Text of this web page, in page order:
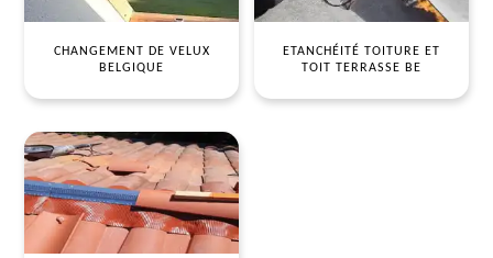
CHANGEMENT DE VELUX
BELGIQUE
ETANCHÉITÉ TOITURE ET
TOIT TERRASSE BE